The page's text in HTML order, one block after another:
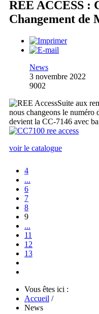
REE ACCESS :
Changement de
News
3 novembre 2022
9002
Suite aux
nous changeons le
devient la CC-7146 avec
voir le catalogue
4
...
6
7
8
9
...
11
12
13
Vous êtes ici :
Accueil /
News